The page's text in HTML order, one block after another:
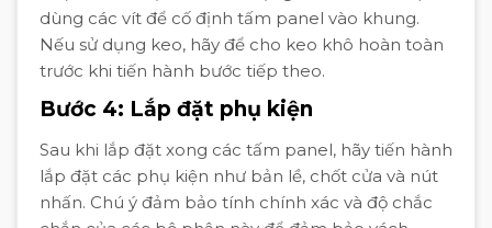
dùng các vít để cố định tấm panel vào khung.
Nếu sử dụng keo, hãy để cho keo khô hoàn toàn
trước khi tiến hành bước tiếp theo.
Bước 4: Lắp đặt phụ kiện
Sau khi lắp đặt xong các tấm panel, hãy tiến hành
lắp đặt các phụ kiện như bản lề, chốt cửa và nút
nhấn. Chú ý đảm bảo tính chính xác và độ chắc